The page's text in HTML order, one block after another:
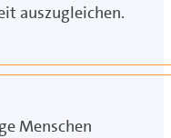
auszugleichen.
Menschen